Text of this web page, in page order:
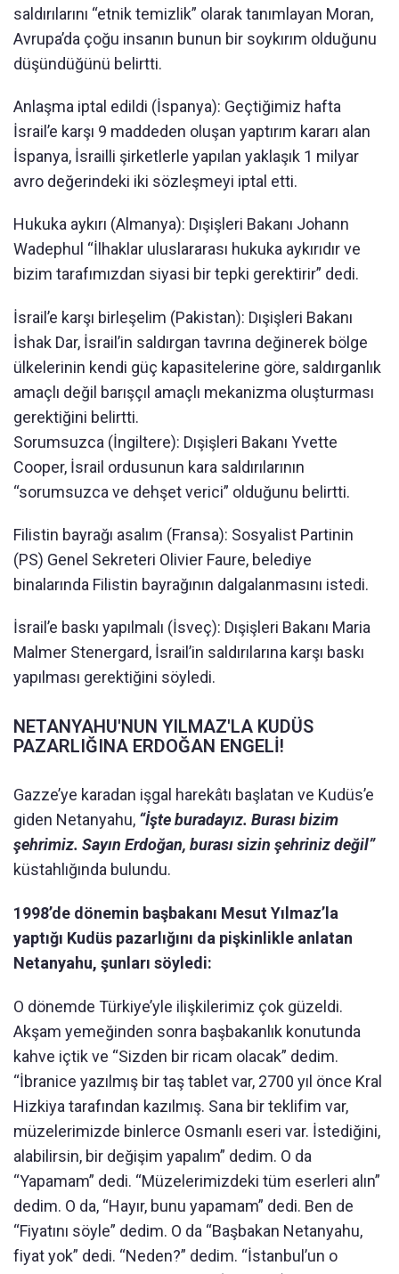
saldırılarını “etnik temizlik” olarak tanımlayan Moran,
Avrupa’da çoğu insanın bunun bir soykırım olduğunu
düşündüğünü belirtti.
Anlaşma iptal edildi (İspanya): Geçtiğimiz hafta
İsrail’e karşı 9 maddeden oluşan yaptırım kararı alan
İspanya, İsrailli şirketlerle yapılan yaklaşık 1 milyar
avro değerindeki iki sözleşmeyi iptal etti.
Hukuka aykırı (Almanya): Dışişleri Bakanı Johann
Wadephul “İlhaklar uluslararası hukuka aykırıdır ve
bizim tarafımızdan siyasi bir tepki gerektirir” dedi.
İsrail’e karşı birleşelim (Pakistan): Dışişleri Bakanı
İshak Dar, İsrail’in saldırgan tavrına değinerek bölge
ülkelerinin kendi güç kapasitelerine göre, saldırganlık
amaçlı değil barışçıl amaçlı mekanizma oluşturması
gerektiğini belirtti.
Sorumsuzca (İngiltere): Dışişleri Bakanı Yvette
Cooper, İsrail ordusunun kara saldırılarının
“sorumsuzca ve dehşet verici” olduğunu belirtti.
Filistin bayrağı asalım (Fransa): Sosyalist Partinin
(PS) Genel Sekreteri Olivier Faure, belediye
binalarında Filistin bayrağının dalgalanmasını istedi.
İsrail’e baskı yapılmalı (İsveç): Dışişleri Bakanı Maria
Malmer Stenergard, İsrail’in saldırılarına karşı baskı
yapılması gerektiğini söyledi.
NETANYAHU'NUN YILMAZ'LA KUDÜS
PAZARLIĞINA ERDOĞAN ENGELİ!
Gazze’ye karadan işgal harekâtı başlatan ve Kudüs’e
giden Netanyahu, “İşte buradayız. Burası bizim
şehrimiz. Sayın Erdoğan, burası sizin şehriniz değil”
küstahlığında bulundu.
1998’de dönemin başbakanı Mesut Yılmaz’la
yaptığı Kudüs pazarlığını da pişkinlikle anlatan
Netanyahu, şunları söyledi:
O dönemde Türkiye’yle ilişkilerimiz çok güzeldi.
Akşam yemeğinden sonra başbakanlık konutunda
kahve içtik ve “Sizden bir ricam olacak” dedim.
“İbranice yazılmış bir taş tablet var, 2700 yıl önce Kral
Hizkiya tarafından kazılmış. Sana bir teklifim var,
müzelerimizde binlerce Osmanlı eseri var. İstediğini,
alabilirsin, bir değişim yapalım” dedim. O da
“Yapamam” dedi. “Müzelerimizdeki tüm eserleri alın”
dedim. O da, “Hayır, bunu yapamam” dedi. Ben de
“Fiyatını söyle” dedim. O da “Başbakan Netanyahu,
fiyat yok” dedi. “Neden?” dedim. “İstanbul’un o